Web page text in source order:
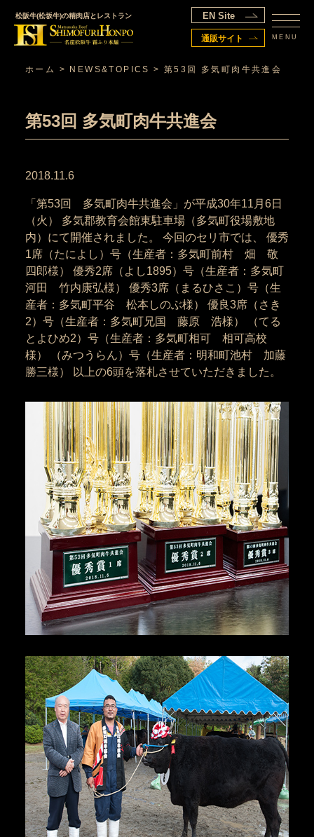
松阪牛(松坂牛)の精肉店とレストラン
通販サイト
EN Site
MENU
ホーム > NEWS&TOPICS >第53回 多気町肉牛共進会
第53回 多気町肉牛共進会
2018.11.6
「第53回 多気町肉牛共進会」が平成30年11月6日
（火） 多気郡教育会館東駐車場（多気町役場敷地
内）にて開催されました。 今回のセリ市では、 優秀
1席（たによし）号（生産者：多気町前村 畑 敬
四郎様） 優秀2席（よし1895）号（生産者：多気町
河田 竹内康弘様） 優秀3席（まるひさこ）号（生
産者：多気町平谷 松本しのぶ様） 優良3席（さき
2）号（生産者：多気町兄国 藤原 浩様） （てる
とよひめ2）号（生産者：多気町相可 相可高校
様） （みつうらん）号（生産者：明和町池村 加藤
勝三様） 以上の6頭を落札させていただきました。